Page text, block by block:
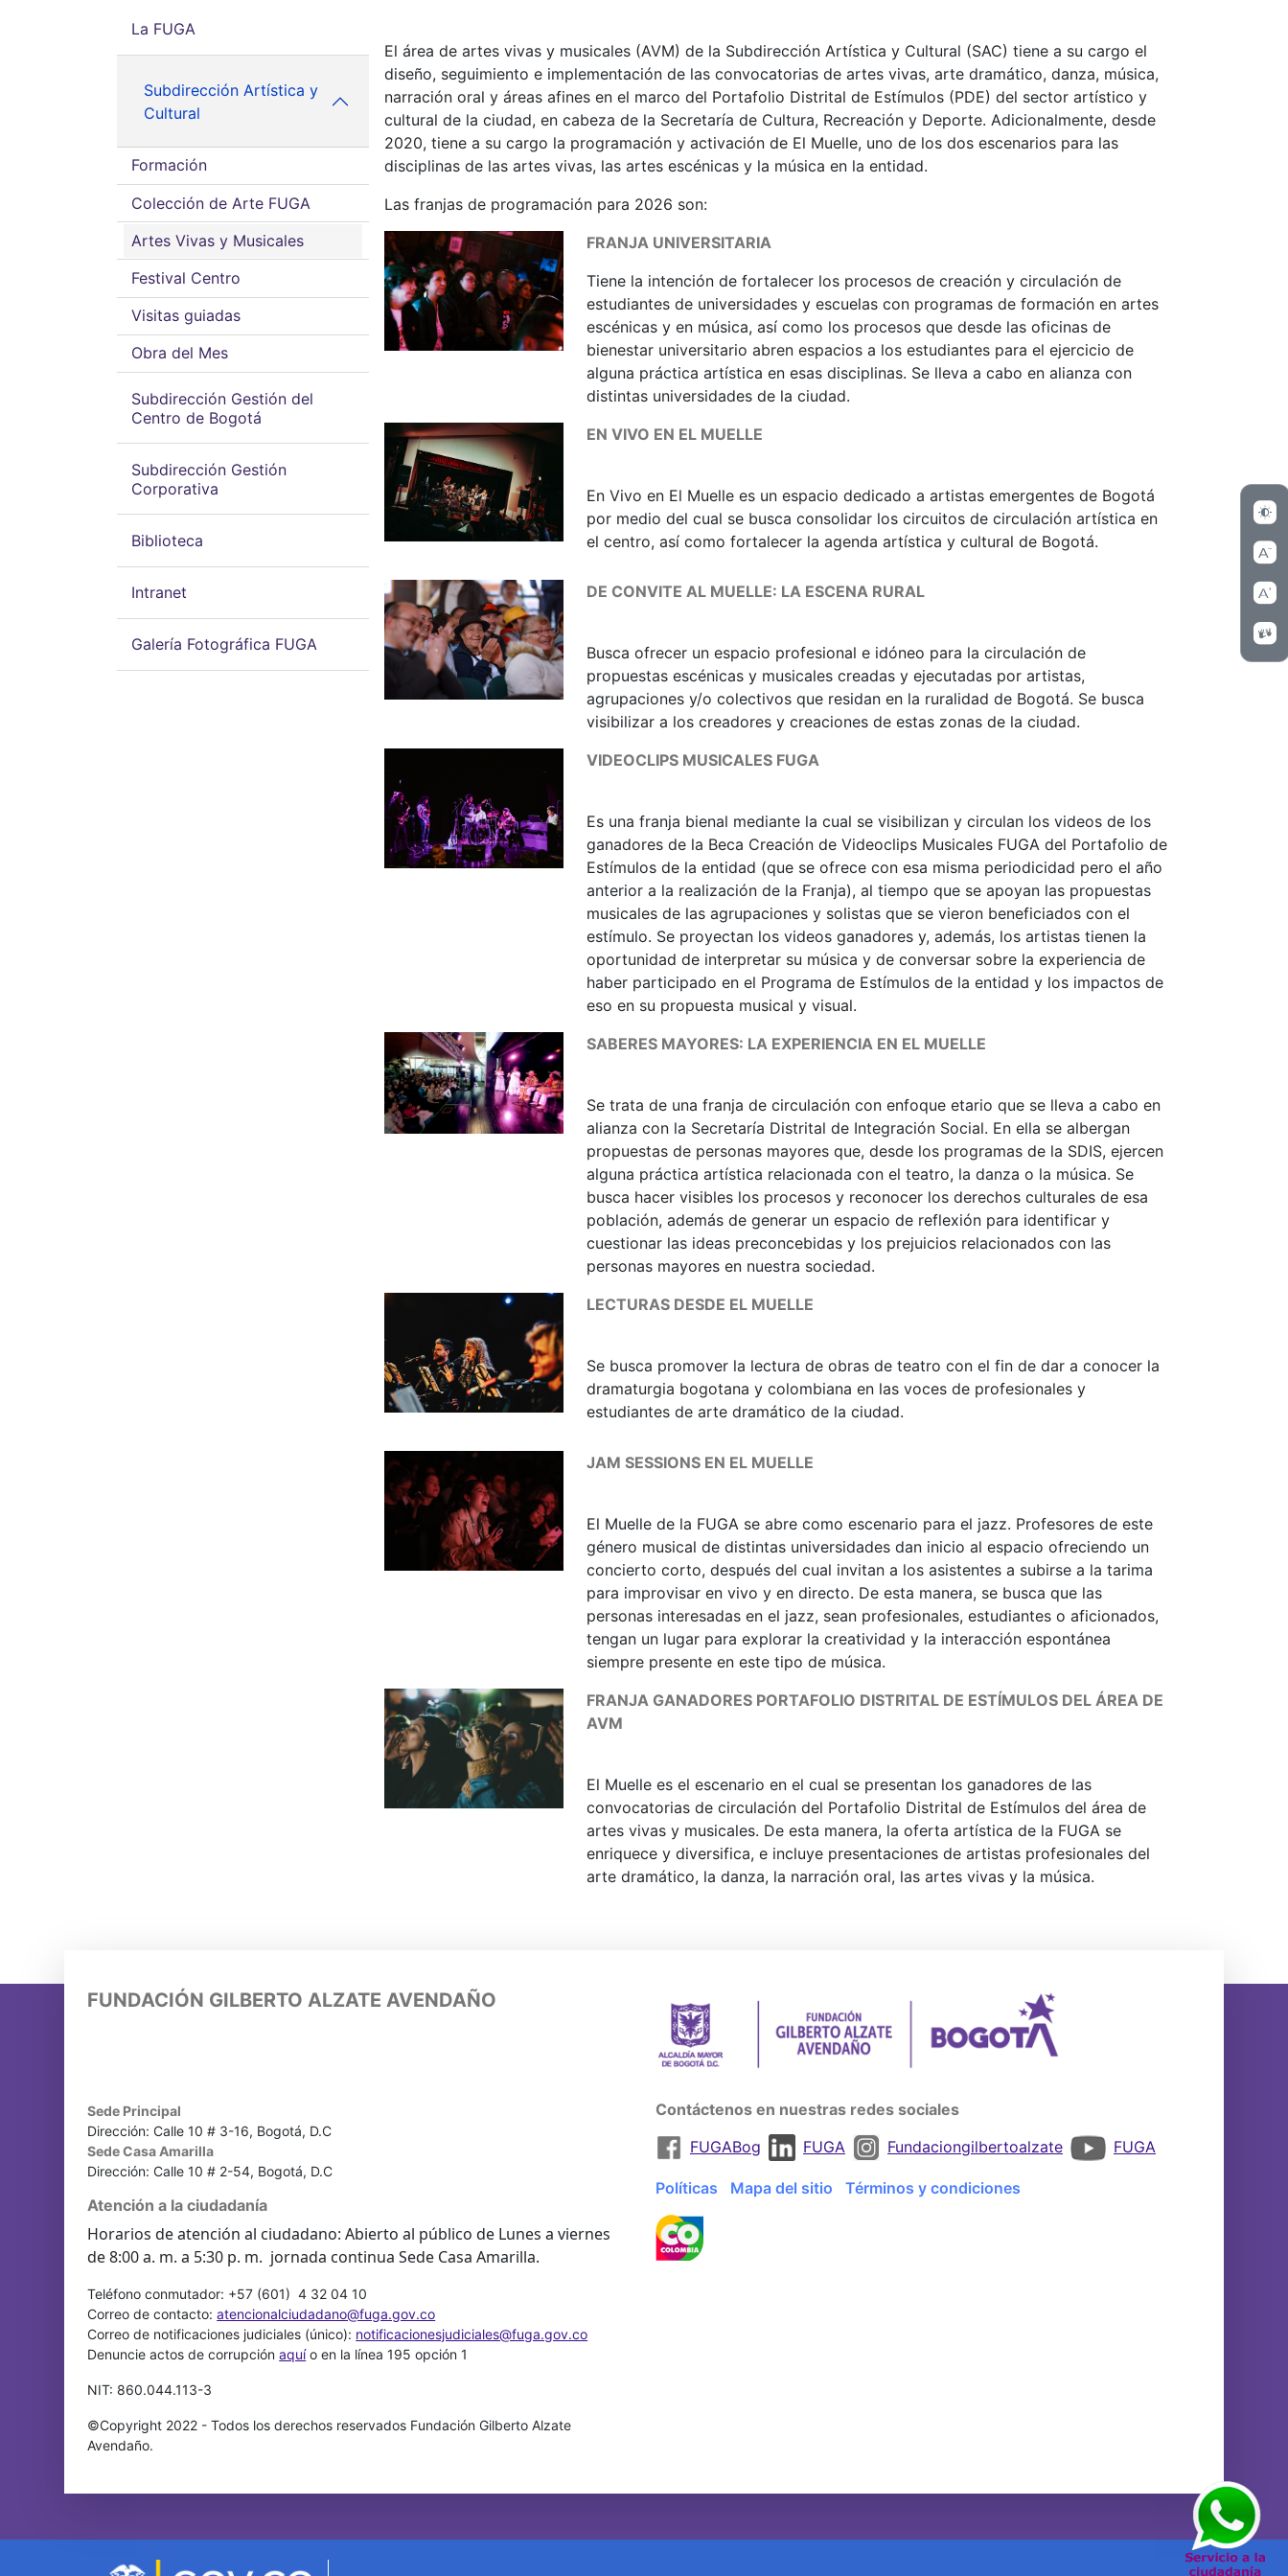
La FUGA
Subdirección Artística y
Cultural
Formación
Colección de Arte FUGA
Artes Vivas y Musicales
Festival Centro
Visitas guiadas
Obra del Mes
Subdirección Gestión del
Centro de Bogotá
Subdirección Gestión
Corporativa
Biblioteca
Intranet
Galería Fotográfica FUGA
El área de artes vivas y musicales (AVM) de la Subdirección Artística y Cultural (SAC) tiene a su cargo el
diseño, seguimiento e implementación de las convocatorias de artes vivas, arte dramático, danza, música,
narración oral y áreas afines en el marco del Portafolio Distrital de Estímulos (PDE) del sector artístico y
cultural de la ciudad, en cabeza de la Secretaría de Cultura, Recreación y Deporte. Adicionalmente, desde
2020, tiene a su cargo la programación y activación de El Muelle, uno de los dos escenarios para las
disciplinas de las artes vivas, las artes escénicas y la música en la entidad.
Las franjas de programación para 2026 son:
FRANJA UNIVERSITARIA
Tiene la intención de fortalecer los procesos de creación y circulación de
estudiantes de universidades y escuelas con programas de formación en artes
escénicas y en música, así como los procesos que desde las oficinas de
bienestar universitario abren espacios a los estudiantes para el ejercicio de
alguna práctica artística en esas disciplinas. Se lleva a cabo en alianza con
distintas universidades de la ciudad.
EN VIVO EN EL MUELLE
En Vivo en El Muelle es un espacio dedicado a artistas emergentes de Bogotá
por medio del cual se busca consolidar los circuitos de circulación artística en
el centro, así como fortalecer la agenda artística y cultural de Bogotá.
DE CONVITE AL MUELLE: LA ESCENA RURAL
Busca ofrecer un espacio profesional e idóneo para la circulación de
propuestas escénicas y musicales creadas y ejecutadas por artistas,
agrupaciones y/o colectivos que residan en la ruralidad de Bogotá. Se busca
visibilizar a los creadores y creaciones de estas zonas de la ciudad.
VIDEOCLIPS MUSICALES FUGA
Es una franja bienal mediante la cual se visibilizan y circulan los videos de los
ganadores de la Beca Creación de Videoclips Musicales FUGA del Portafolio de
Estímulos de la entidad (que se ofrece con esa misma periodicidad pero el año
anterior a la realización de la Franja), al tiempo que se apoyan las propuestas
musicales de las agrupaciones y solistas que se vieron beneficiados con el
estímulo. Se proyectan los videos ganadores y, además, los artistas tienen la
oportunidad de interpretar su música y de conversar sobre la experiencia de
haber participado en el Programa de Estímulos de la entidad y los impactos de
eso en su propuesta musical y visual.
SABERES MAYORES: LA EXPERIENCIA EN EL MUELLE
Se trata de una franja de circulación con enfoque etario que se lleva a cabo en
alianza con la Secretaría Distrital de Integración Social. En ella se albergan
propuestas de personas mayores que, desde los programas de la SDIS, ejercen
alguna práctica artística relacionada con el teatro, la danza o la música. Se
busca hacer visibles los procesos y reconocer los derechos culturales de esa
población, además de generar un espacio de reflexión para identificar y
cuestionar las ideas preconcebidas y los prejuicios relacionados con las
personas mayores en nuestra sociedad.
LECTURAS DESDE EL MUELLE
Se busca promover la lectura de obras de teatro con el fin de dar a conocer la
dramaturgia bogotana y colombiana en las voces de profesionales y
estudiantes de arte dramático de la ciudad.
JAM SESSIONS EN EL MUELLE
El Muelle de la FUGA se abre como escenario para el jazz. Profesores de este
género musical de distintas universidades dan inicio al espacio ofreciendo un
concierto corto, después del cual invitan a los asistentes a subirse a la tarima
para improvisar en vivo y en directo. De esta manera, se busca que las
personas interesadas en el jazz, sean profesionales, estudiantes o aficionados,
tengan un lugar para explorar la creatividad y la interacción espontánea
siempre presente en este tipo de música.
FRANJA GANADORES PORTAFOLIO DISTRITAL DE ESTÍMULOS DEL ÁREA DE
AVM
El Muelle es el escenario en el cual se presentan los ganadores de las
convocatorias de circulación del Portafolio Distrital de Estímulos del área de
artes vivas y musicales. De esta manera, la oferta artística de la FUGA se
enriquece y diversifica, e incluye presentaciones de artistas profesionales del
arte dramático, la danza, la narración oral, las artes vivas y la música.
FUNDACIÓN GILBERTO ALZATE AVENDAÑO
Sede Principal
Dirección: Calle 10 # 3-16, Bogotá, D.C
Sede Casa Amarilla
Dirección: Calle 10 # 2-54, Bogotá, D.C
Atención a la ciudadanía
Horarios de atención al ciudadano: Abierto al público de Lunes a viernes
de 8:00 a. m. a 5:30 p. m. jornada continua Sede Casa Amarilla.
Teléfono conmutador: +57 (601) 4 32 04 10
Correo de contacto:atencionalciudadano@fuga.gov.co
Correo de notificaciones judiciales (único): notificacionesjudiciales@fuga.gov.co
Denuncie actos de corrupciónaquío en la línea 195 opción 1
NIT: 860.044.113-3
©Copyright 2022 - Todos los derechos reservados Fundación Gilberto Alzate
Avendaño.
Contáctenos en nuestras redes sociales
FUGABog
FUGA Fundaciongilbertoalzate FUGA
Políticas Mapa del sitio Términos y condiciones